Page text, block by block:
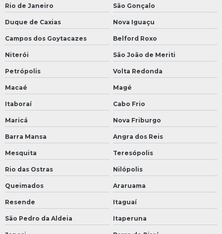
Rio de Janeiro São Gonçalo
Duque de Caxias Nova Iguaçu
Campos dos Goytacazes Belford Roxo
Niterói São João de Meriti
Petrópolis Volta Redonda
Macaé Magé
Itaboraí Cabo Frio
Maricá Nova Friburgo
Barra Mansa Angra dos Reis
Mesquita Teresópolis
Rio das Ostras Nilópolis
Queimados Araruama
Resende Itaguaí
São Pedro da Aldeia Itaperuna